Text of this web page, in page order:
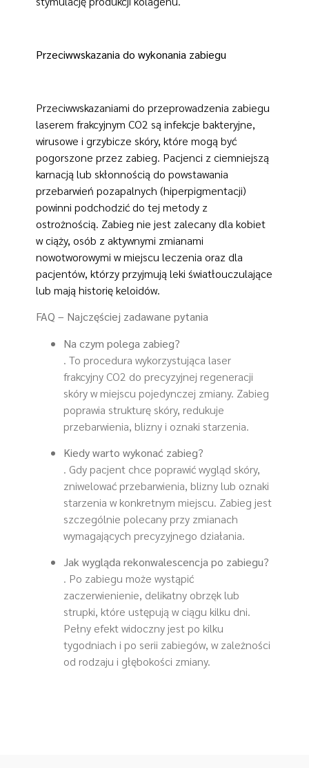
Przeciwwskazania do wykonania zabiegu
Przeciwwskazaniami do przeprowadzenia zabiegu
laserem frakcyjnym CO2 są infekcje bakteryjne,
wirusowe i grzybicze skóry, które mogą być
pogorszone przez zabieg. Pacjenci z ciemniejszą
karnacją lub skłonnością do powstawania
przebarwień pozapalnych (hiperpigmentacji)
powinni podchodzić do tej metody z
ostrożnością. Zabieg nie jest zalecany dla kobiet
w ciąży, osób z aktywnymi zmianami
nowotworowymi w miejscu leczenia oraz dla
pacjentów, którzy przyjmują leki światłouczulające
lub mają historię keloidów.
FAQ – Najczęściej zadawane pytania
Na czym polega zabieg?
. To procedura wykorzystująca laser
frakcyjny CO2 do precyzyjnej regeneracji
skóry w miejscu pojedynczej zmiany. Zabieg
poprawia strukturę skóry, redukuje
przebarwienia, blizny i oznaki starzenia.
Kiedy warto wykonać zabieg?
. Gdy pacjent chce poprawić wygląd skóry,
zniwelować przebarwienia, blizny lub oznaki
starzenia w konkretnym miejscu. Zabieg jest
szczególnie polecany przy zmianach
wymagających precyzyjnego działania.
Jak wygląda rekonwalescencja po zabiegu?
. Po zabiegu może wystąpić
zaczerwienienie, delikatny obrzęk lub
strupki, które ustępują w ciągu kilku dni.
Pełny efekt widoczny jest po kilku
tygodniach i po serii zabiegów, w zależności
od rodzaju i głębokości zmiany.